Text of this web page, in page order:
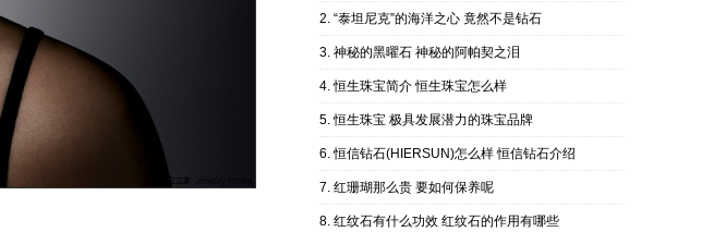
“泰坦尼克”的海洋之心 竟然不是钻石
神秘的黑曜石 神秘的阿帕契之泪
恒生珠宝简介 恒生珠宝怎么样
恒生珠宝 极具发展潜力的珠宝品牌
恒信钻石(HIERSUN)怎么样 恒信钻石介绍
红珊瑚那么贵 要如何保养呢
红纹石有什么功效 红纹石的作用有哪些